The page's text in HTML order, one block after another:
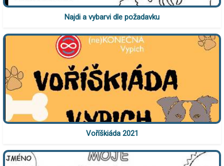
Najdi a vybarvi dle požadavku
Voříškiáda 2021